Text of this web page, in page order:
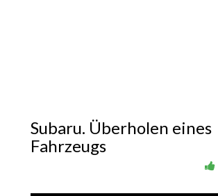
Subaru. Überholen eines
Fahrzeugs